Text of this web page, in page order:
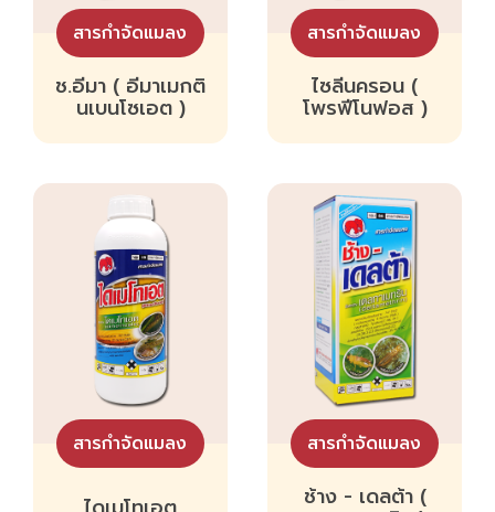
สารกำจัดแมลง
ช.อีมา ( อีมาเมกติ
นเบนโซเอต )
สารกำจัดแมลง
ไซลีนครอน (
โพรฟีโนฟอส )
สารกำจัดแมลง สารกำจัดแมลง
ช้าง - เดลต้า (